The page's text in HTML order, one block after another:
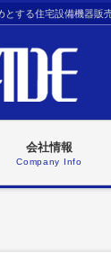
する住宅設備機器販
会社情報
Company Info